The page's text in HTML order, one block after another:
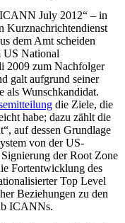
July 2012“ – in
Kurznachrichtendienst
dem Amt scheiden
US National
2009 zum Nachfolger
galt aufgrund seiner
als Wunschkandidat.
die Ziele, die
habe; dazu zählt die
auf dessen Grundlage
von der US-
der Root Zone
Fortentwicklung des
Top Level
Beziehungen zu den
ICANNs.